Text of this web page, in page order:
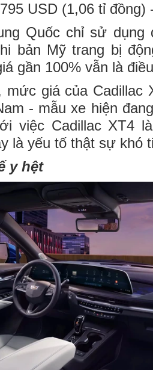
USD (1,06 tỉ đồng)
Quốc chỉ sử dụng
bản Mỹ trang bị
gần 100% vẫn là
giá của Cadillac
- mẫu xe hiện
việc Cadillac XT4
là yếu tố thật sự khó
y hệt